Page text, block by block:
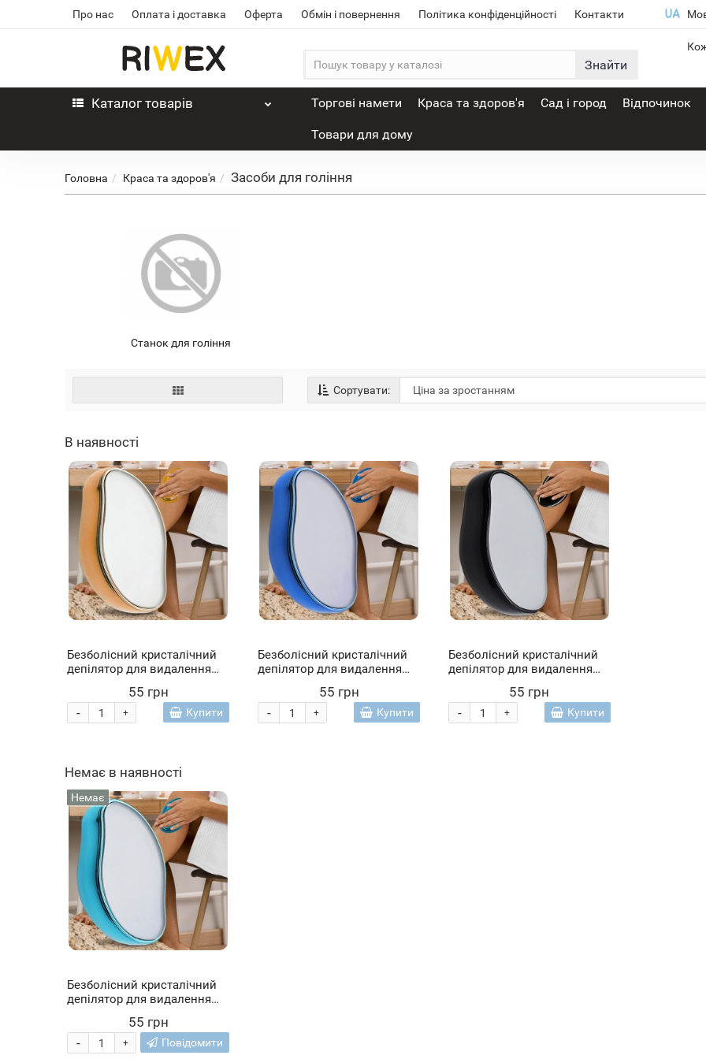
Про нас Оплата і доставка Оферта Обмін і повернення Політика конфіденційності Контакти
Знайти
Каталог товарів Торгові намети Краса та здоров'я Сад і город Відпочинок
Товари для дому
Головна Краса та здоров'я Засоби для гоління
Станок для гоління
Сортувати:
В наявності
Безболісний кристалічний
депілятор для видалення
REMOVER LY-332 Золотий
(205)
55 грн
+
- Купити
Безболісний кристалічний
депілятор для видалення
REMOVER LY-332 Синій (205)
55 грн
+
- Купити
Безболісний кристалічний
депілятор для видалення
REMOVER LY-332 чорний
(205)
55 грн
+
- Купити
Немає в наявності
Немає
Безболісний кристалічний
депілятор для видалення
REMOVER LY-332 Блакитний
(205)
55 грн
+
- Повідомити